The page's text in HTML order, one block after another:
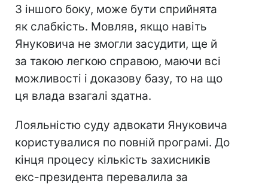
З іншого боку, може бути сприйнята
як слабкість. Мовляв, якщо навіть
Януковича не змогли засудити, ще й
за такою легкою справою, маючи всі
можливості і доказову базу, то на що
ця влада взагалі здатна.
Лояльністю суду адвокати Януковича
користувалися по повній програмі. До
кінця процесу кількість захисників
екс-президента перевалила за